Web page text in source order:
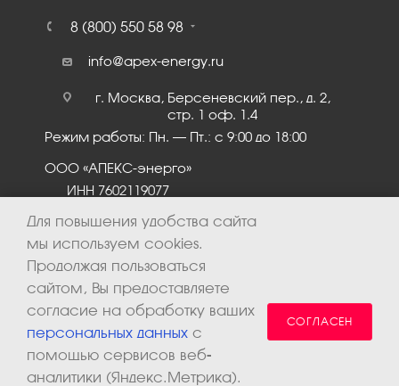
8 (800) 550 58 98
info@apex-energy.ru
г. Москва, Берсеневский пер., д. 2,
стр. 1 оф. 1.4
Режим работы: Пн. – Пт.: с 9:00 до 18:00
ООО «АПЕКС-энерго»
ИНН 7602119077
Для повышения удобства сайта
мы используем cookies.
Продолжая пользоваться
сайтом, Вы предоставляете
согласие на обработку ваших
персональных данных с
помощью сервисов веб-
аналитики (Яндекс.Метрика).
СОГЛАСЕН